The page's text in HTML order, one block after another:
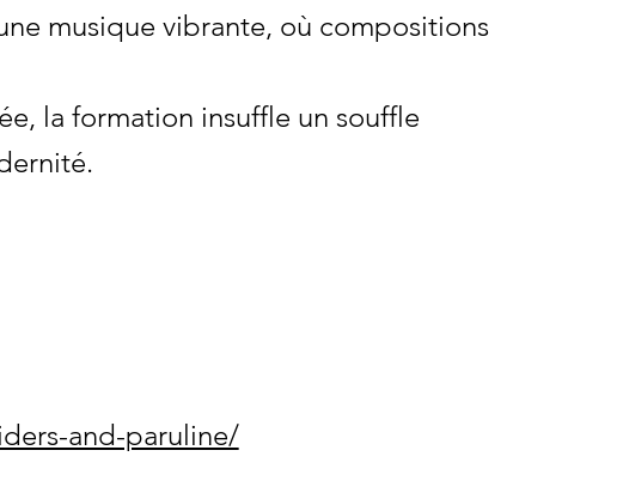
musique vibrante, où compositions
la formation insuffle un souffle
and-paruline/